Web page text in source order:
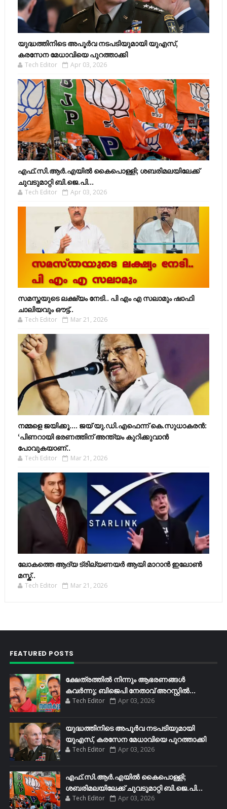
യുദ്ധത്തിനിടെ അപൂർവ നടപടിയുമായി യുഎസ്,
കരസേന മേധാവിയെ പുറത്താക്കി
Tech Editor Apr 03, 2026
എഫ്​.സി.ആർ.എയിൽ കൈപൊള്ളി; ശബരിമലയിലേക്ക്​
ചുവടുമാറ്റി ബി.ജെ.പി...
Tech Editor Apr 03, 2026
സമസ്തയുടെ ലക്ഷ്യം നേടി.. പി എം എ സലാമും ഷാഫി
ചാലിയവും ഔട്ട്..
Tech Editor Mar 21, 2026
നമ്മളെ ജയിക്കൂ.... ജയ് യു.ഡി.എഫെന്ന് കെ.സുധാകരൻ:
‘പിണറായി ഭരണത്തിന് അന്ത്യം കുറിക്കുവാൻ
പോവുകയാണ്..
Tech Editor Mar 21, 2026
ലോകത്തെ ആദ്യ ട്രില്യണയർ ആയി മാറാൻ ഇലോൺ
മസ്ക്..
Tech Editor Mar 21, 2026
FEATURED POSTS
ക്ഷേത്രത്തിൽ നിന്നും ആഭരണങ്ങൾ
കവർന്നു; ബിജെപി നേതാവ് അറസ്റ്റിൽ...
Tech Editor Apr 03, 2026
യുദ്ധത്തിനിടെ അപൂർവ നടപടിയുമായി
യുഎസ്, കരസേന മേധാവിയെ പുറത്താക്കി
Tech Editor Apr 03, 2026
എഫ്​.സി.ആർ.എയിൽ കൈപൊള്ളി;
ശബരിമലയിലേക്ക്​ ചുവടുമാറ്റി ബി.ജെ.പി...
Tech Editor Apr 03, 2026